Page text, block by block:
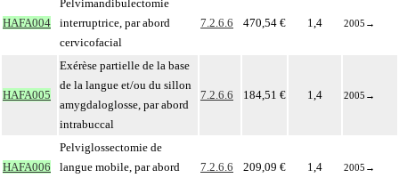
HAFA004
Pelvimandibulectomie
interruptrice, par abord
cervicofacial
7.2.6.6 470,54 € 1,4 2005 →
HAFA005
Exérèse partielle de la base
de la langue et/ou du sillon
amygdaloglosse, par abord
intrabuccal
7.2.6.6 184,51 € 1,4 2005 →
HAFA006
Pelviglossectomie de
langue mobile, par abord
7.2.6.6 209,09 € 1,4 2005 →